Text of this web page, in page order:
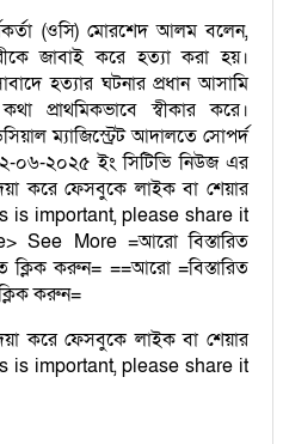
(ওসি) মোরশেদ আলম বলেন,
জাবাই করে হত্যা করা হয়।
হত্যার ঘটনার প্রধান আসামি
প্রাথমিকভাবে স্বীকার করে।
ম্যাজিস্ট্রেট আদালতে সোপর্দ
০৬-২০২৫ ইং সিটিভি নিউজ এর
করে ফেসবুকে লাইক বা শেয়ার
is important, please share it
See More =আরো বিস্তারিত
ক্লিক করুন= ==আরো =বিস্তারিত
করুন=
করে ফেসবুকে লাইক বা শেয়ার
is important, please share it